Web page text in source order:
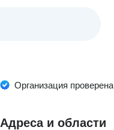
Организация проверена
Адреса и области